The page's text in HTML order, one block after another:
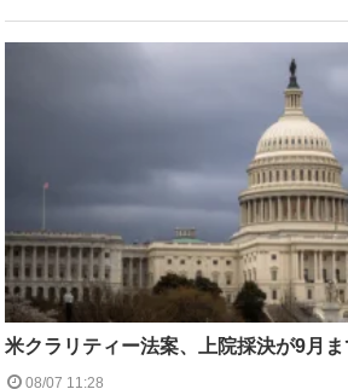
米クラリティー法案、上院採決が9月
08/07 11:28